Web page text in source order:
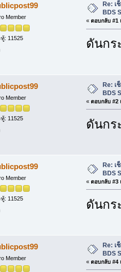
Member
ทู้: 11525
Re:
BDS
« ตอบกลับ #1
ดันกร
Member
ทู้: 11525
Re: เ
BDS
« ตอบกลับ #2
ดันกร
Member
ทู้: 11525
Re: เ
BDS
« ตอบกลับ #3
ดันกร
Member
Re:
BDS
« ตอบกลับ #4